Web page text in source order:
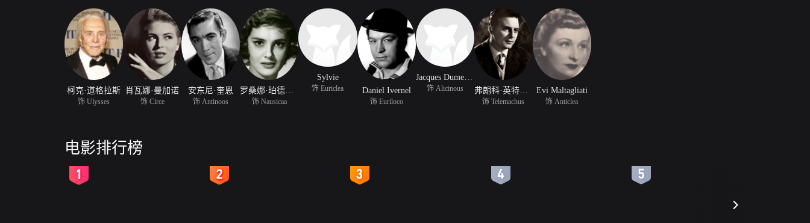
柯克·道格拉斯
饰 Ulysses
肖瓦娜·曼加诺
饰 Circe
安东尼·奎恩
饰 Antinoos 饰 Nausicaa
Sylvie
饰 Euriclea Daniel Ivernel
饰 Euriloco
Jacques Dumesnil
饰 Alicinous 弗朗科·英特朗吉
饰 Telemachus
Evi Maltagliati
饰 Anticlea
电影排行榜